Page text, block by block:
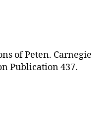
of Peten. Carnegie
Publication 437.